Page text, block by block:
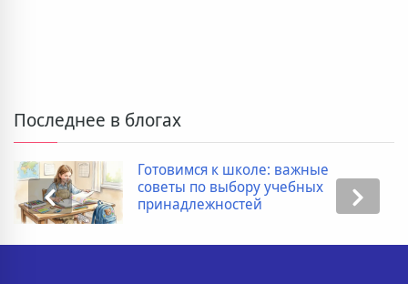
Последнее в блогах
Готовимся к школе: важные
советы по выбору учебных
принадлежностей